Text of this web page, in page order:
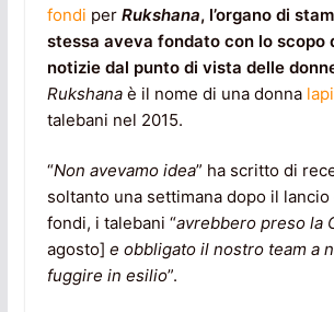
fondi per Rukshana, l’organo di
stessa aveva fondato con lo scopo
notizie dal punto di vista delle
Rukshanaè il nome di una donna
talebani nel 2015.
“Non avevamo idea” ha scritto di
soltanto una settimana dopo il
fondi, i talebani “avrebbero preso la
agosto] e obbligato il nostro team a
fuggire in esilio”.